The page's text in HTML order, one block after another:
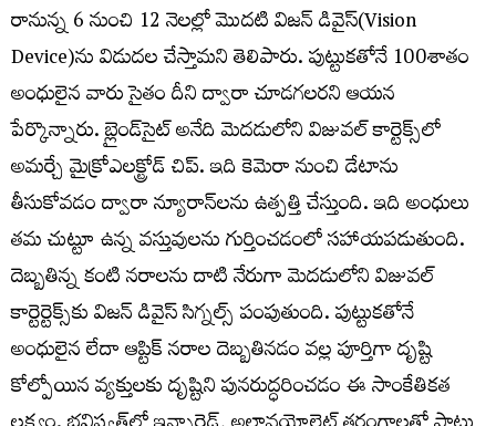
రానున్న 6 నుంచి 12 నెలల్లో మొదటి విజన్ డివైస్‌(Vision
Device)ను విడుదల చేస్తామని తెలిపారు. పుట్టుకతోనే 100శాతం
అంధులైన వారు సైతం దీని ద్వారా చూడగలరని ఆయన
పేర్కొన్నారు. బ్లైండ్‌సైట్ అనేది మెదడులోని విజువల్ కార్టెక్స్‌లో
అమర్చే మైక్రోఎలక్ట్రోడ్ చిప్. ఇది కెమెరా నుంచి డేటాను
తీసుకోవడం ద్వారా న్యూరాన్‌లను ఉత్పత్తి చేస్తుంది. ఇది అంధులు
తమ చుట్టూ ఉన్న వస్తువులను గుర్తించడంలో సహాయపడుతుంది.
దెబ్బతిన్న కంటి నరాలను దాటి నేరుగా మెదడులోని విజువల్
కార్టెర్టెక్స్‌కు విజన్ డివైస్ సిగ్నల్స్ పంపుతుంది. పుట్టుకతోనే
అంధులైన లేదా ఆప్టిక్ నరాల దెబ్బతినడం వల్ల పూర్తిగా దృష్టి
కోల్పోయిన వ్యక్తులకు దృష్టిని పునరుద్ధరించడం ఈ సాంకేతికత